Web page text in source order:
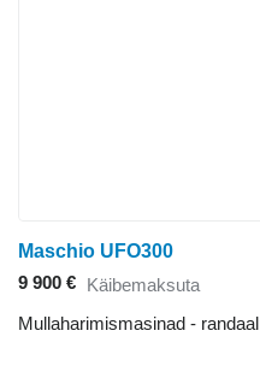
Maschio UFO300
9 900 € Käibemaksuta
Mullaharimismasinad - randaal